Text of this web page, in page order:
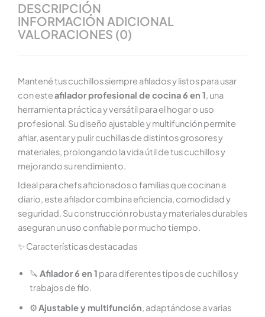
DESCRIPCIÓN
INFORMACIÓN ADICIONAL
VALORACIONES (0)
Mantené tus cuchillos siempre afilados y listos para usar
con esteafilador profesional de cocina 6 en 1, una
herramienta práctica y versátil para el hogar o uso
profesional. Su diseño ajustable y multifunción permite
afilar, asentar y pulir cuchillas de distintos grosores y
materiales, prolongando la vida útil de tus cuchillos y
mejorando su rendimiento.
Ideal para chefs aficionados o familias que cocinan a
diario, este afilador combina eficiencia, comodidad y
seguridad. Su construcción robusta y materiales durables
aseguran un uso confiable por mucho tiempo.
✨ Características destacadas
🔪 Afilador 6 en 1 para diferentes tipos de cuchillos y
trabajos de filo.
⚙️Ajustable y multifunción, adaptándose a varias